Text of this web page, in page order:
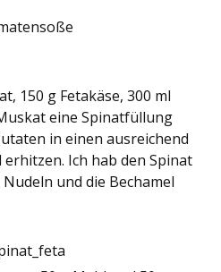
150 g Fetakäse, 300 ml
eine Spinatfüllung
in einen ausreichend
Ich hab den Spinat
und die Bechamel